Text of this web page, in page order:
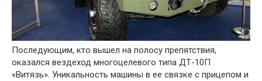
Последующим, кто вышел на полосу препятствия,
оказался вездеход многоцелевого типа ДТ-10П
«Витязь». Уникальность машины в ее связке с прицепом и